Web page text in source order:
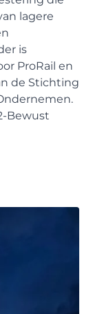
lagere
is
ProRail en
de Stichting
Bewust